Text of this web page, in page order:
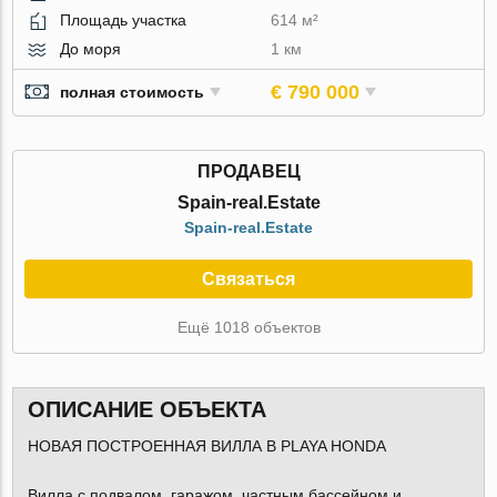
Площадь участка
614 м²
До моря
1 км
полная стоимость € 790 000
ПРОДАВЕЦ
Spain-real.Estate
Spain-real.Estate
Связаться
Ещё 1018 объектов
ОПИСАНИЕ ОБЪЕКТА
НОВАЯ ПОСТРОЕННАЯ ВИЛЛА В PLAYA HONDA